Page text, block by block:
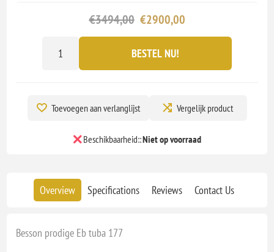
€3494,00 €2900,00
BESTEL NU!
Toevoegen aan verlanglijst Vergelijk product
Beschikbaarheid::Niet op voorraad
Overview Specifications Reviews Contact Us
Besson prodige Eb tuba 177